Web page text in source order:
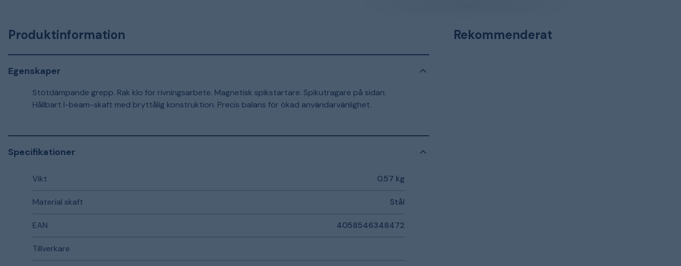
Produktinformation
Egenskaper
Stötdämpande grepp. Rak klo för rivningsarbete. Magnetisk spikstartare. Spikutragare på sidan.
Hållbart I-beam-skaft med bryttålig konstruktion. Precis balans för ökad användarvänlighet.
Specifikationer
Vikt 0.57 kg
Material skaft Stål
EAN 4058546348472
Tillverkare
Rekommenderat